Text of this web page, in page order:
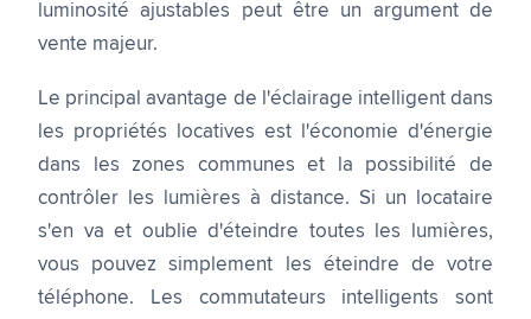
luminosité ajustables peut être un argument de
vente majeur.
Le principal avantage de l'éclairage intelligent dans
les propriétés locatives est l'économie d'énergie
dans les zones communes et la possibilité de
contrôler les lumières à distance. Si un locataire
s'en va et oublie d'éteindre toutes les lumières,
vous pouvez simplement les éteindre de votre
téléphone. Les commutateurs intelligents sont